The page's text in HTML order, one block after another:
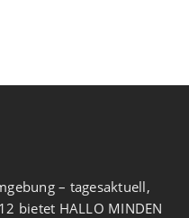
– tagesaktuell,
bietet HALLO MINDEN